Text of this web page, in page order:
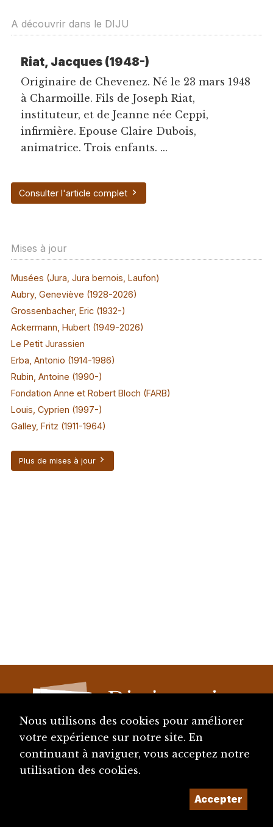
A découvrir dans le DIJU
Riat, Jacques (1948-)
Originaire de Chevenez. Né le 23 mars 1948
à Charmoille. Fils de Joseph Riat,
instituteur, et de Jeanne née Ceppi,
infirmière. Epouse Claire Dubois,
animatrice. Trois enfants. ...
Consulter l'article complet
Mises à jour
Musées (Jura, Jura bernois, Laufon)
Aubry, Geneviève (1928-2026)
Grossenbacher, Eric (1932-)
Ackermann, Hubert (1949-2026)
Le Petit Jurassien
Erba, Antonio (1914-1986)
Rubin, Antoine (1990-)
Fondation Anne et Robert Bloch (FARB)
Louis, Cyprien (1997-)
Galley, Fritz (1911-1964)
Plus de mises à jour
diju@diju.ch
Nous utilisons des cookies pour améliorer
votre expérience sur notre site. En
continuant à naviguer, vous acceptez notre
utilisation des cookies.
Accepter